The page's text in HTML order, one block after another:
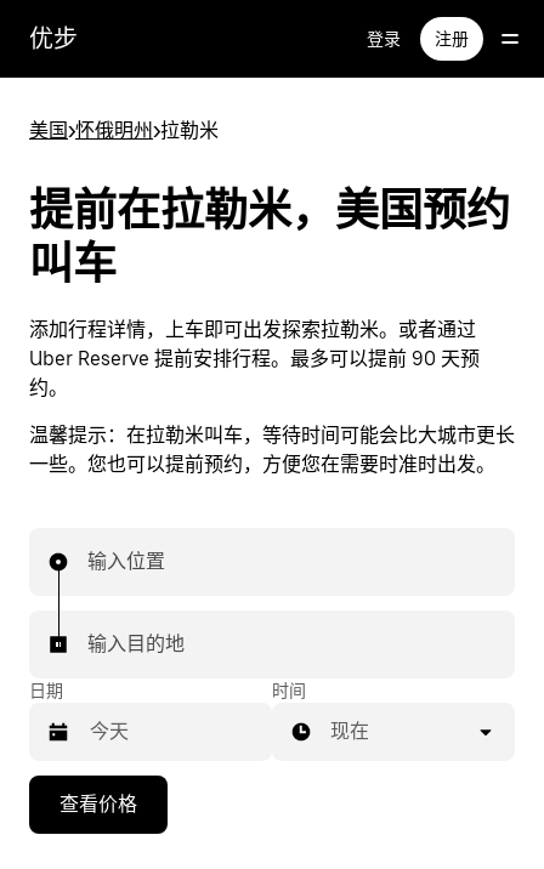
优步 登录 注册
美国>怀俄明州>拉勒米
提前在拉勒米，美国预约
叫车
添加行程详情，上车即可出发探索拉勒米。或者通过
Uber Reserve 提前安排行程。最多可以提前 90 天预
约。
温馨提示： 在拉勒米叫车，等待时间可能会比大城市更长
一些。您也可以提前预约，方便您在需要时准时出发。
输入位置
输入目的地
日期
向
时间
现在
查看价格